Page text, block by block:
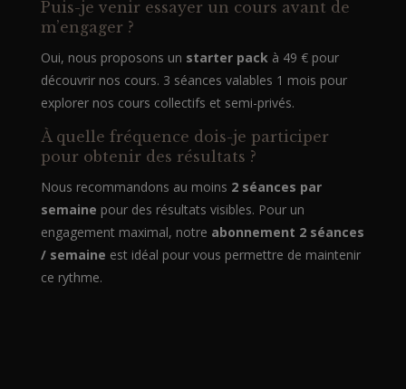
Puis-je venir essayer un cours avant de
m’engager ?
Oui, nous proposons un starter packà 49 € pour
découvrir nos cours. 3 séances valables 1 mois pour
explorer nos cours collectifs et semi-privés.
À quelle fréquence dois-je participer
pour obtenir des résultats ?
Nous recommandons au moins 2 séances par
semaine pour des résultats visibles. Pour un
engagement maximal, notre abonnement 2 séances
/ semaine est idéal pour vous permettre de maintenir
ce rythme.